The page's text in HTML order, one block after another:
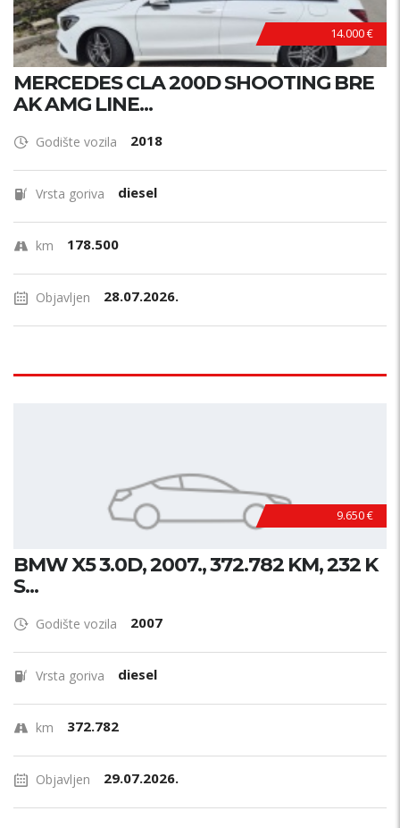
14.000 €
MERCEDES CLA 200D SHOOTING BRE
AK AMG LINE...
Godište vozila 2018
Vrsta goriva diesel
km 178.500
Objavljen 28.07.2026.
9.650 €
BMW X5 3.0D, 2007., 372.782 KM, 232 K
S...
Godište vozila 2007
Vrsta goriva diesel
km 372.782
Objavljen 29.07.2026.